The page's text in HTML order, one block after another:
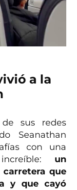
a la
sus redes
Seanathan
con una
un
que
y que cayó